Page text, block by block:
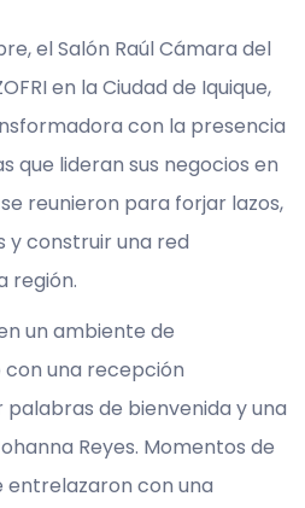
el Salón Raúl Cámara del
en la Ciudad de Iquique,
con la presencia
que lideran sus negocios en
reunieron para forjar lazos,
construir una red
región.
un ambiente de
una recepción
de bienvenida y una
Reyes. Momentos de
con una